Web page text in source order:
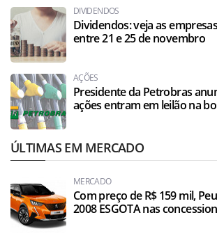
DIVIDENDOS
Dividendos: veja as
entre 21 e 25 de novembro
AÇÕES
Presidente da Petrobras
ações entram em leilão na
ÚLTIMAS EM MERCADO
MERCADO
Com preço de R$ 159 mil,
2008 ESGOTA nas